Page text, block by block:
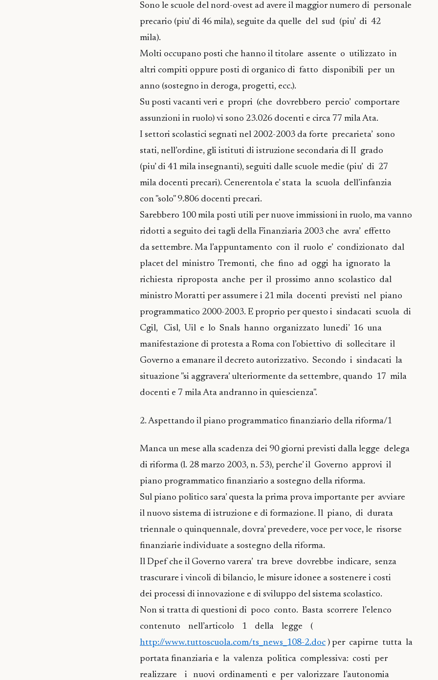
Sono le scuole del nord-ovest ad avere il maggior numero di personale
precario (piu’ di 46 mila), seguite da quelle del sud (piu’ di 42
mila).
Molti occupano posti che hanno il titolare assente o utilizzato in
altri compiti oppure posti di organico di fatto disponibili per un
anno (sostegno in deroga, progetti, ecc.).
Su posti vacanti veri e propri (che dovrebbero percio’ comportare
assunzioni in ruolo) vi sono 23.026 docenti e circa 77 mila Ata.
I settori scolastici segnati nel 2002-2003 da forte precarieta’ sono
stati, nell’ordine, gli istituti di istruzione secondaria di II grado
(piu’ di 41 mila insegnanti), seguiti dalle scuole medie (piu’ di 27
mila docenti precari). Cenerentola e’ stata la scuola dell’infanzia
con "solo" 9.806 docenti precari.
Sarebbero 100 mila posti utili per nuove immissioni in ruolo, ma vanno
ridotti a seguito dei tagli della Finanziaria 2003 che avra’ effetto
da settembre. Ma l’appuntamento con il ruolo e’ condizionato dal
placet del ministro Tremonti, che fino ad oggi ha ignorato la
richiesta riproposta anche per il prossimo anno scolastico dal
ministro Moratti per assumere i 21 mila docenti previsti nel piano
programmatico 2000-2003. E proprio per questo i sindacati scuola di
Cgil, Cisl, Uil e lo Snals hanno organizzato lunedi’ 16 una
manifestazione di protesta a Roma con l’obiettivo di sollecitare il
Governo a emanare il decreto autorizzativo. Secondo i sindacati la
situazione "si aggravera’ ulteriormente da settembre, quando 17 mila
docenti e 7 mila Ata andranno in quiescienza".
2. Aspettando il piano programmatico finanziario della riforma/1
Manca un mese alla scadenza dei 90 giorni previsti dalla legge delega
di riforma (l. 28 marzo 2003, n. 53), perche’ il Governo approvi il
piano programmatico finanziario a sostegno della riforma.
Sul piano politico sara’ questa la prima prova importante per avviare
il nuovo sistema di istruzione e di formazione. Il piano, di durata
triennale o quinquennale, dovra’ prevedere, voce per voce, le risorse
finanziarie individuate a sostegno della riforma.
Il Dpef che il Governo varera’ tra breve dovrebbe indicare, senza
trascurare i vincoli di bilancio, le misure idonee a sostenere i costi
dei processi di innovazione e di sviluppo del sistema scolastico.
Non si tratta di questioni di poco conto. Basta scorrere l’elenco
contenuto nell’articolo 1 della legge (
http://www.tuttoscuola.com/ts_news_108-2.doc ) per capirne tutta la
portata finanziaria e la valenza politica complessiva: costi per
realizzare i nuovi ordinamenti e per valorizzare l’autonomia